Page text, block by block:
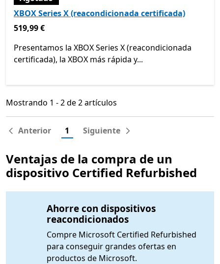
XBOX Series X (reacondicionada certificada)
519,99 €
519,99 €
Presentamos la XBOX Series X (reacondicionada
certificada), la XBOX más rápida y...
Mostrando 1 - 2 de 2 artículos
Mostrando 1 - 2 de 2 artículos
Anterior 1 Siguiente
Ventajas de la compra de un
dispositivo Certified Refurbished
Ahorre con dispositivos
reacondicionados
Compre Microsoft Certified Refurbished
para conseguir grandes ofertas en
productos de Microsoft.